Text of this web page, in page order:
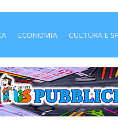
ECONOMIA CULTURA E